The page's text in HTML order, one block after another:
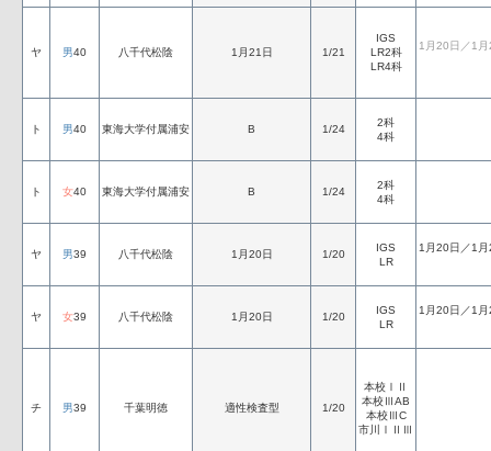
ヤ 男40 八千代松陰 1月21日 1/21
IGS
LR2科
LR4科
1月20日／1
ト 男40 東海大学付属浦安 B 1/24
2科
4科
ト 女40 東海大学付属浦安 B 1/24
2科
4科
ヤ 男39 八千代松陰 1月20日 1/20
IGS
LR
1月20日／1
ヤ 女39 八千代松陰 1月20日 1/20
IGS
LR
1月20日／1
チ 男39 千葉明徳 適性検査型 1/20
本校ⅠⅡ
本校ⅢAB
本校ⅢC
市川ⅠⅡⅢ